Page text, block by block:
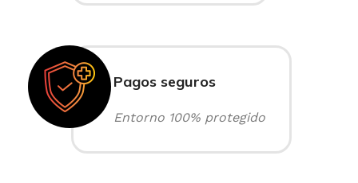
Pagos seguros
Entorno 100% protegido